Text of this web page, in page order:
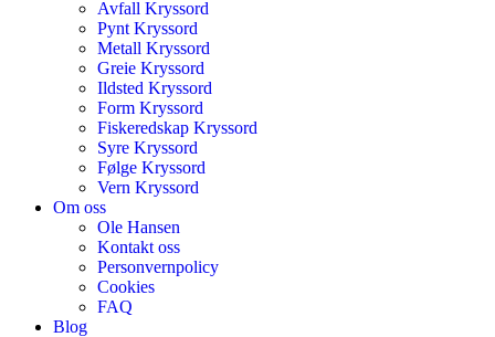
Avfall Kryssord
Pynt Kryssord
Metall Kryssord
Greie Kryssord
Ildsted Kryssord
Form Kryssord
Fiskeredskap Kryssord
Syre Kryssord
Følge Kryssord
Vern Kryssord
Om oss
Ole Hansen
Kontakt oss
Personvernpolicy
Cookies
FAQ
Blog